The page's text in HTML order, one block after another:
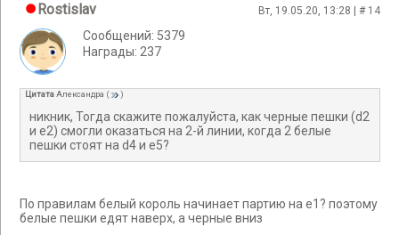
Rostislav Вт, 19.05.20, 13:28 | # 14
Сообщений: 5379
Награды: 237
Цитата Александра ( )
никник, Тогда скажите пожалуйста, как черные пешки (d2
и e2) смогли оказаться на 2-й линии, когда 2 белые
пешки стоят на d4 и e5?
По правилам белый король начинает партию на e1? поэтому
белые пешки едят наверх, а черные вниз